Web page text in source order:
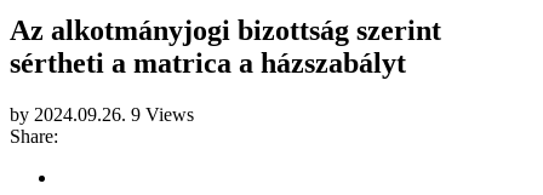
Az alkotmányjogi bizottság szerint
sértheti a matrica a házszabályt
by 2024.09.26. 9 Views
Share: